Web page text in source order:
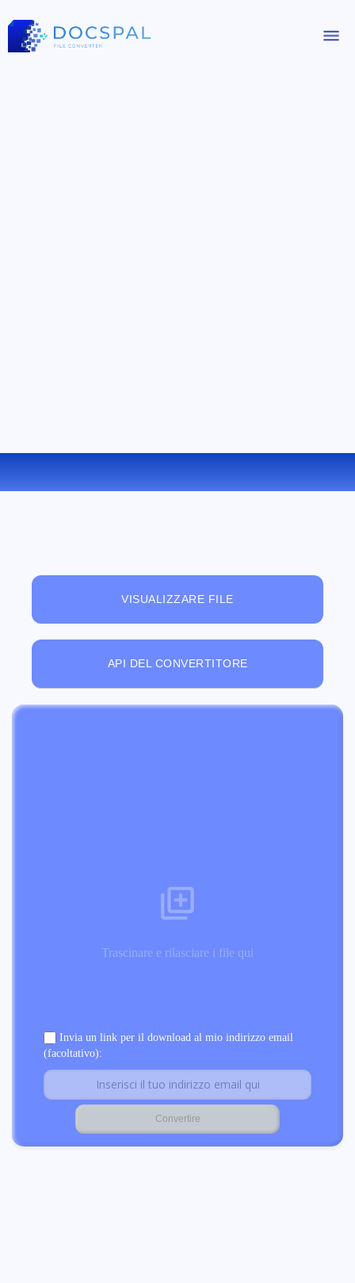
CONVERTIRE TAR IN ZIP ONLINE
VISUALIZZARE FILE
API DEL CONVERTITORE
Trascinare e rilasciare i file qui
Invia un link per il download al mio indirizzo email
(facoltativo):